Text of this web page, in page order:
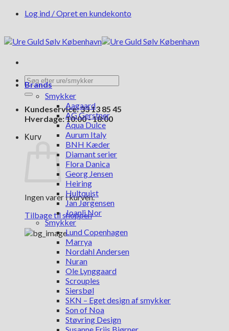
FortsætLog ind / Opret en kundekonto
Søg
efter:
Kundeservice: 33 13 85 45
Hverdage: 10:00 - 18:00
Kurv
Ingen varer i kurven.
Tilbage til shoppen
Brands
Smykker
Aagaard
AG Gerstner
Aqua Dulce
Aurum Italy
BNH Kæder
Diamant serier
Flora Danica
Georg Jensen
Heiring
Hultquist
Jan Jørgensen
Joanli Nor
Smykker
Lund Copenhagen
Marrya
Nordahl Andersen
Nuran
Ole Lynggaard
Scrouples
Siersbøl
SKN – Eget design af smykker
Son of Noa
Støvring Design